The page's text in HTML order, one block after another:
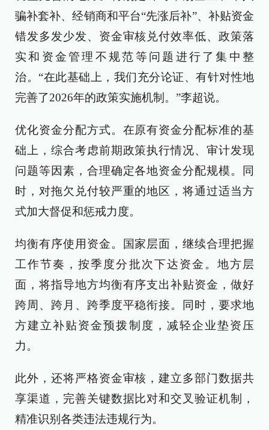
骗补套补、经销商和平台“先涨后补”、补贴资金
错发多发少发、资金审核兑付效率低、政策落
实和资金管理不规范等问题进行了集中整
治。“在此基础上，我们充分论证、有针对性地
完善了2026年的政策实施机制。”李超说。
优化资金分配方式。在原有资金分配标准的基
础上，综合考虑前期政策执行情况、审计发现
问题等因素，合理确定各地资金分配规模。同
时，对拖欠兑付较严重的地区，将通过适当方
式加大督促和惩戒力度。
均衡有序使用资金。国家层面，继续合理把握
工作节奏，按季度分批次下达资金。地方层
面，将指导地方均衡有序支出补贴资金，做好
跨周、跨月、跨季度平稳衔接。同时，要求地
方建立补贴资金预拨制度，减轻企业垫资压
力。
此外，还将严格资金审核，建立多部门数据共
享渠道，完善关键数据比对和交叉验证机制，
精准识别各类违法违规行为。